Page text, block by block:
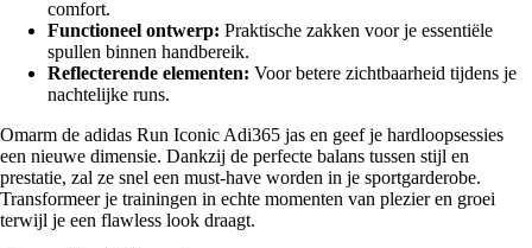
comfort.
Functioneel ontwerp: Praktische zakken voor je essentiële
spullen binnen handbereik.
Reflecterende elementen: Voor betere zichtbaarheid tijdens je
nachtelijke runs.
Omarm de adidas Run Iconic Adi365 jas en geef je hardloopsessies
een nieuwe dimensie. Dankzij de perfecte balans tussen stijl en
prestatie, zal ze snel een must-have worden in je sportgarderobe.
Transformeer je trainingen in echte momenten van plezier en groei
terwijl je een flawless look draagt.